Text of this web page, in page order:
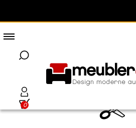
0
Shipping
I am text block. Click edit button to
dolor sit amet, consectetur